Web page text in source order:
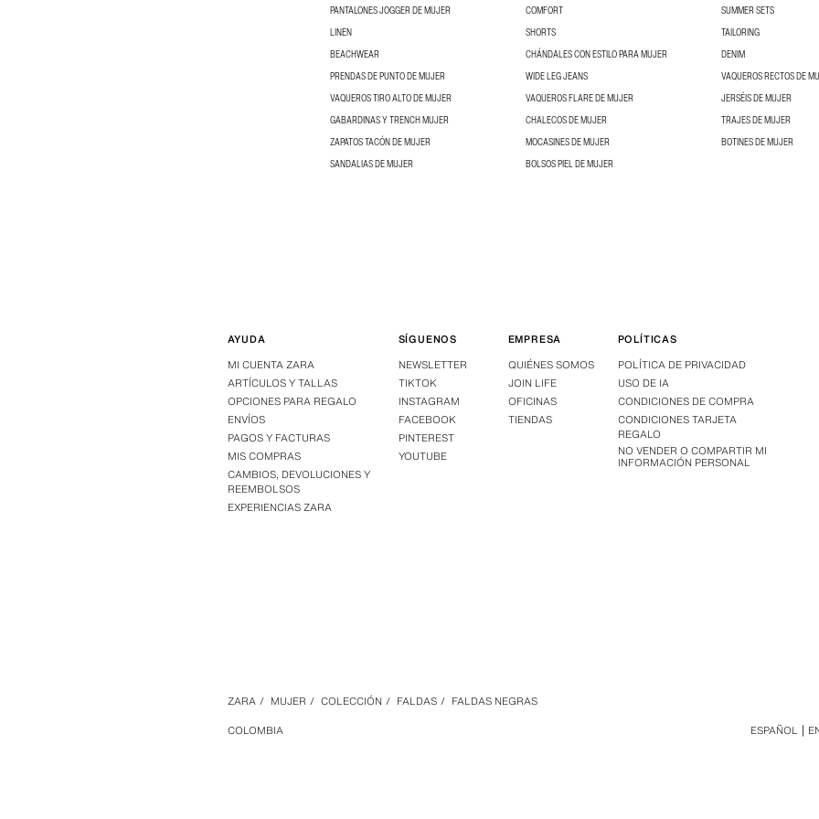
PANTALONES JOGGER DE MUJER COMFORT
SUMMER SETS
LINEN
SHORTS
TAILORING
BEACHWEAR
CHÁNDALES CON ESTILO PARA MUJER
DENIM
PRENDAS DE PUNTO DE MUJER
WIDE LEG JEANS
VAQUEROS RECTOS DE
VAQUEROS TIRO ALTO DE MUJER
VAQUEROS FLARE DE MUJER
JERSÉIS DE MUJER
GABARDINAS Y TRENCH MUJER
CHALECOS DE MUJER
TRAJES DE MUJER
ZAPATOS TACÓN DE MUJER
MOCASINES DE MUJER
BOTINES DE MUJER
SANDALIAS DE MUJER
BOLSOS PIEL DE MUJER
AYUDA
MI CUENTA ZARA
ARTÍCULOS Y TALLAS
OPCIONES PARA REGALO
ENVÍOS
PAGOS Y FACTURAS
MIS COMPRAS
CAMBIOS, DEVOLUCIONES Y
REEMBOLSOS
EXPERIENCIAS ZARA
SÍGUENOS
NEWSLETTER
TIKTOK
INSTAGRAM
FACEBOOK
PINTEREST
YOUTUBE
EMPRESA
QUIÉNES SOMOS
JOIN LIFE
OFICINAS
TIENDAS
POLÍTICAS
POLÍTICA DE PRIVACIDAD
USO DE IA
CONDICIONES DE COMPRA
CONDICIONES TARJETA
REGALO
NO VENDER O COMPARTIR MI
INFORMACIÓN PERSONAL
ZARA / MUJER / COLECCIÓN / FALDAS / FALDAS NEGRAS
COLOMBIA
ESPAÑOL